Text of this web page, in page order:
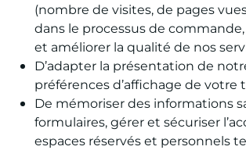
(nombre de visites, de pages
dans le processus de commande,
et améliorer la qualité de nos
D’adapter la présentation de
préférences d’affichage de votre
De mémoriser des informations
formulaires, gérer et sécuriser
espaces réservés et personnels